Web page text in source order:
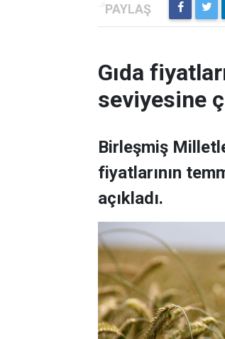
Gıda
seviyesine
Birleşmiş
fiyatlarının
açıkladı.